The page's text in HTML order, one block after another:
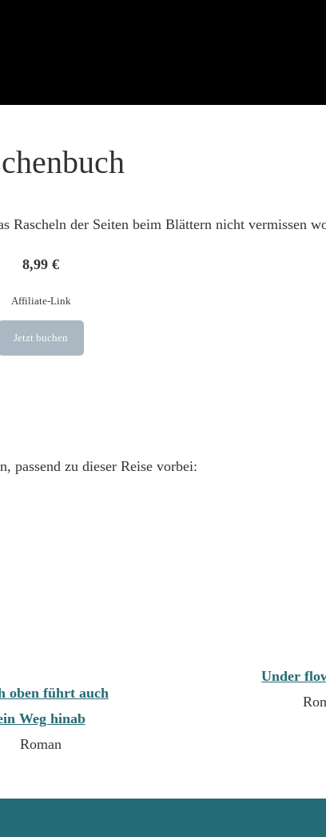
Rascheln der Seiten beim Blättern nicht vermissen
8,99 €
Affiliate-Link
Jetzt buchen
passend zu dieser Reise vorbei:
oben führt auch
Weg hinab
Roman
Under